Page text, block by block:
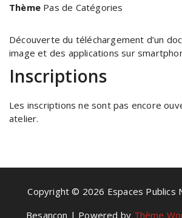
Thème Pas de Catégories
Découverte du téléchargement d’un
image et des applications sur
Inscriptions
Les inscriptions ne sont pas encore
atelier.
Copyright © 2026 Espaces Publics
Besançon | Powered by Thème